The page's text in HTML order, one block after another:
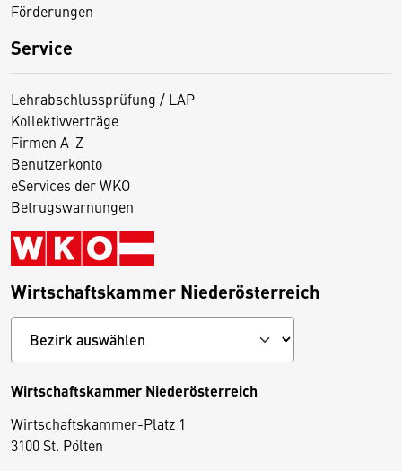
Förderungen
Service
Lehrabschlussprüfung / LAP
Kollektivverträge
Firmen A-Z
Benutzerkonto
eServices der WKO
Betrugswarnungen
Wirtschaftskammer Niederösterreich
Wirtschaftskammer Niederösterreich
Wirtschaftskammer-Platz 1
3100 St. Pölten
D